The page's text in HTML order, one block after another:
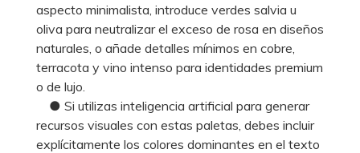
aspecto minimalista, introduce verdes salvia u
oliva para neutralizar el exceso de rosa en diseños
naturales, o añade detalles mínimos en cobre,
terracota y vino intenso para identidades premium
o de lujo.
● Si utilizas inteligencia artificial para generar
recursos visuales con estas paletas, debes incluir
explícitamente los colores dominantes en el texto